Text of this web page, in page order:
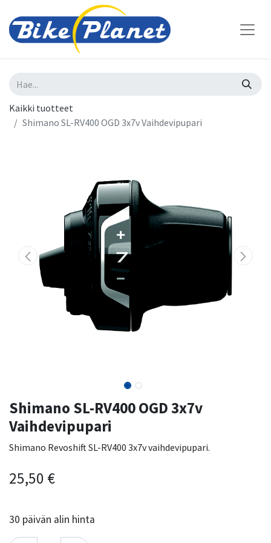
Kaikki tuotteet
Shimano SL-RV400 OGD 3x7v Vaihdevipupari
Shimano SL-RV400 OGD 3x7v
Vaihdevipupari
Shimano Revoshift SL-RV400 3x7v vaihdevipupari.
25,50 €
30 päivän alin hinta